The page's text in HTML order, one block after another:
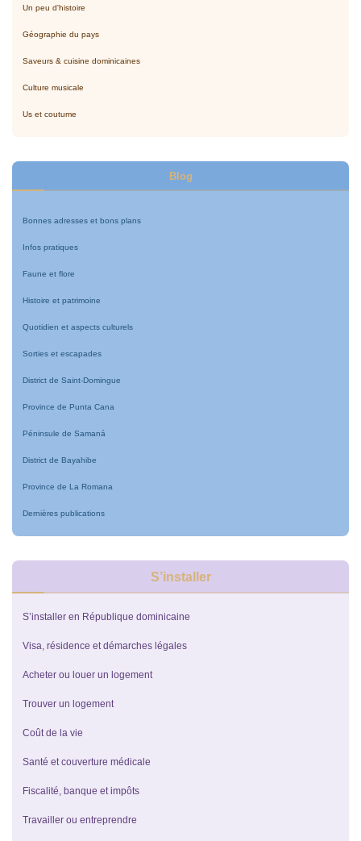
Un peu d'histoire
Géographie du pays
Saveurs & cuisine dominicaines
Culture musicale
Us et coutume
Blog
Bonnes adresses et bons plans
Infos pratiques
Faune et flore
Histoire et patrimoine
Quotidien et aspects culturels
Sorties et escapades
District de Saint-Domingue
Province de Punta Cana
Péninsule de Samaná
District de Bayahibe
Province de La Romana
Dernières publications
S’installer
S’installer en République dominicaine
Visa, résidence et démarches légales
Acheter ou louer un logement
Trouver un logement
Coût de la vie
Santé et couverture médicale
Fiscalité, banque et impôts
Travailler ou entreprendre